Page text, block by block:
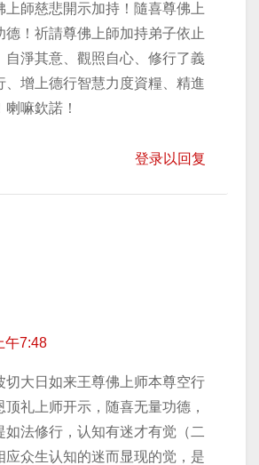
上師慈悲開示加持！隨喜尊佛上
德！祈請尊佛上師加持弟子依止
自淨其意、觀照自心、修行了義
、增上德行智慧力度資糧、精進
嘛欽諾！
登录以回复
午7:48
切大日如来王尊佛上师本尊空行
礼上师开示，随喜无量功德，
如法修行，认知有迷才有觉（二
应众生认知的迷而显现的觉，是